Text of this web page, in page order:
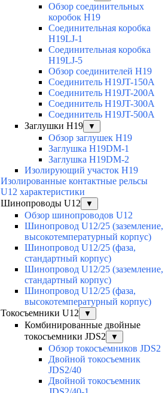
Обзор соединительных
коробок H19
Соединительная коробка
H19LJ-1
Соединительная коробка
H19LJ-5
Обзор соединителей H19
Соединитель H19JT-150A
Соединитель H19JT-200A
Соединитель H19JT-300A
Соединитель H19JT-500A
Заглушки H19
▼
Обзор заглушек H19
Заглушка H19DM-1
Заглушка H19DM-2
Изолирующий участок H19
Изолированные контактные рельсы
U12 характеристики
Шинопроводы U12
▼
Обзор шинопроводов U12
Шинопровод U12/25 (заземление,
высокотемпературный корпус)
Шинопровод U12/25 (фаза,
стандартный корпус)
Шинопровод U12/25 (заземление,
стандартный корпус)
Шинопровод U12/25 (фаза,
высокотемпературный корпус)
Токосъемники U12
▼
Комбинированные двойные
токосъемники JDS2
▼
Обзор токосъемников JDS2
Двойной токосъемник
JDS2/40
Двойной токосъемник